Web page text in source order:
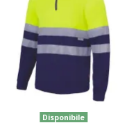
Disponibile